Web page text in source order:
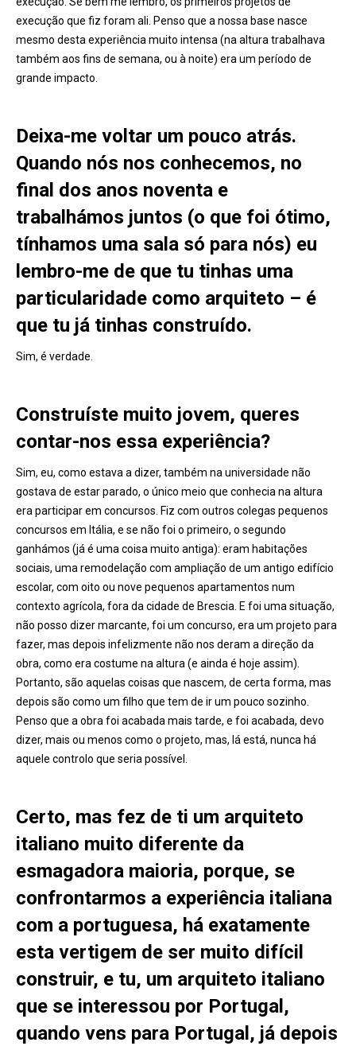
execução que fiz foram ali. Penso que a nossa base nasce
mesmo desta experiência muito intensa (na altura trabalhava
também aos fins de semana, ou à noite) era um período de
grande impacto.
Deixa-me voltar um pouco atrás.
Quando nós nos conhecemos, no
final dos anos noventa e
trabalhámos juntos (o que foi ótimo,
tínhamos uma sala só para nós) eu
lembro-me de que tu tinhas uma
particularidade como arquiteto – é
que tu já tinhas construído.
Sim, é verdade.
Construíste muito jovem, queres
contar-nos essa experiência?
Sim, eu, como estava a dizer, também na universidade não
gostava de estar parado, o único meio que conhecia na altura
era participar em concursos. Fiz com outros colegas pequenos
concursos em Itália, e se não foi o primeiro, o segundo
ganhámos (já é uma coisa muito antiga): eram habitações
sociais, uma remodelação com ampliação de um antigo edifício
escolar, com oito ou nove pequenos apartamentos num
contexto agrícola, fora da cidade de Brescia. E foi uma situação,
não posso dizer marcante, foi um concurso, era um projeto para
fazer, mas depois infelizmente não nos deram a direção da
obra, como era costume na altura (e ainda é hoje assim).
Portanto, são aquelas coisas que nascem, de certa forma, mas
depois são como um filho que tem de ir um pouco sozinho.
Penso que a obra foi acabada mais tarde, e foi acabada, devo
dizer, mais ou menos como o projeto, mas, lá está, nunca há
aquele controlo que seria possível.
Certo, mas fez de ti um arquiteto
italiano muito diferente da
esmagadora maioria, porque, se
confrontarmos a experiência italiana
com a portuguesa, há exatamente
esta vertigem de ser muito difícil
construir, e tu, um arquiteto italiano
que se interessou por Portugal,
quando vens para Portugal, já depois